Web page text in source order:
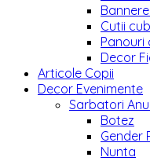
Cutii
Panouri
Decor
Articole Copii
Decor Evenimente
Sarbatori
Botez
Gender
Nunta